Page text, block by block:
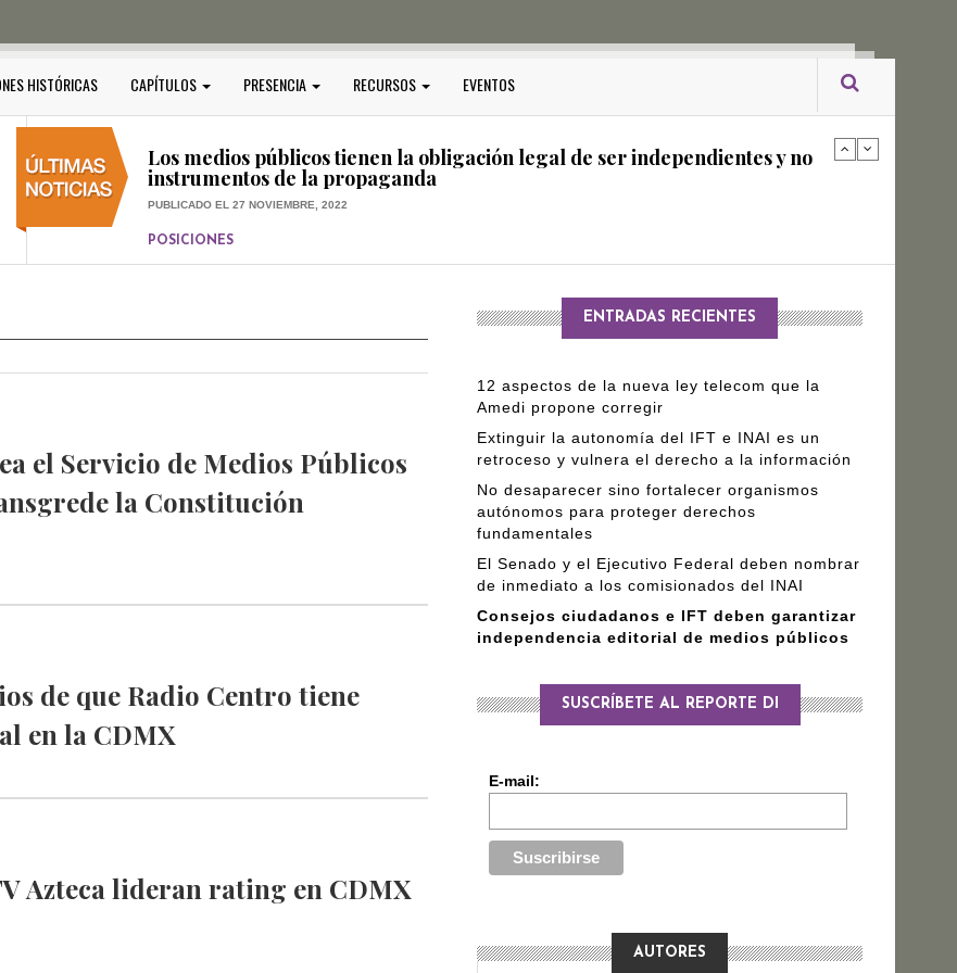
HISTÓRICAS CAPÍTULOS PRESENCIA RECURSOS EVENTOS
PUBLICADO EL 17 DICIEMBRE, 2022
Los medios públicos tienen la obligación legal de ser independientes y no
instrumentos de la propaganda
PUBLICADO EL 27 NOVIEMBRE, 2022
POSICIONES
Consejos ciudadanos e IFT deben garantizar independencia editorial de
el Servicio de Medios Públicos
la Constitución
de que Radio Centro tiene
en la CDMX
Azteca lideran rating en CDMX
ENTRADAS RECIENTES
12 aspectos de la nueva ley telecom que la
Amedi propone corregir
Extinguir la autonomía del IFT e INAI es un
retroceso y vulnera el derecho a la información
No desaparecer sino fortalecer organismos
autónomos para proteger derechos
fundamentales
El Senado y el Ejecutivo Federal deben nombrar
de inmediato a los comisionados del INAI
Consejos ciudadanos e IFT deben garantizar
independencia editorial de medios públicos
SUSCRÍBETE AL REPORTE DI
E-mail:
AUTORES